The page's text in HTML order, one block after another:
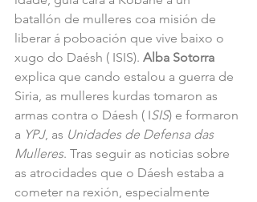
batallón de mulleres coa misión de
liberar á poboación que vive baixo o
xugo do Daésh ( ISIS). Alba Sotorra
explica que cando estalou a guerra de
Siria, as mulleres kurdas tomaron as
armas contra o Dáesh ( ISIS) e formaron
a YPJ, as Unidades de Defensa das
Mulleres. Tras seguir as noticias sobre
as atrocidades que o Dáesh estaba a
cometer na rexión, especialmente